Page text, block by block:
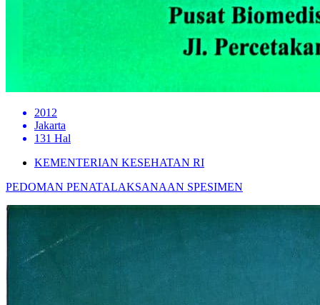
2012
Jakarta
131 Hal
KEMENTERIAN KESEHATAN RI
PEDOMAN PENATALAKSANAAN SPESIMEN